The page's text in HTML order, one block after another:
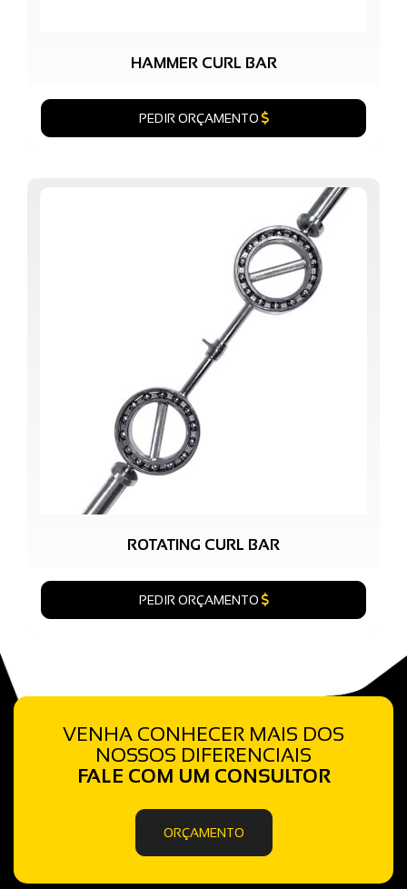
HAMMER CURL BAR
PEDIR ORÇAMENTO
ROTATING CURL BAR
PEDIR ORÇAMENTO
VENHA CONHECER MAIS DOS
NOSSOS DIFERENCIAIS
FALE COM UM CONSULTOR
ORÇAMENTO